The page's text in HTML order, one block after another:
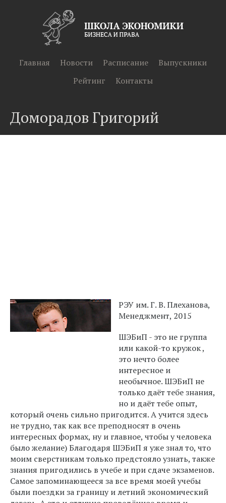
Главная Новости Расписание
Выпускники
Рейтинг
Контакты
Доморадов Григорий
РЭУ им. Г. В. Плеханова,
Менеджмент, 2015
ШЭБиП - это не группа
или какой-то кружок ,
это нечто более
интересное и
необычное. ШЭБиП не
только даёт тебе знания,
но и даёт тебе опыт,
который очень сильно пригодится. А учится здесь
не трудно, так как все преподносят в очень
интересных формах, ну и главное, чтобы у человека
было желание) Благодаря ШЭБиП я уже знал то, что
моим сверстникам только предстояло узнать, также
знания пригодились в учебе и при сдаче экзаменов.
Самое запоминающееся за все время моей учебы
были поездки за границу и летний экономический